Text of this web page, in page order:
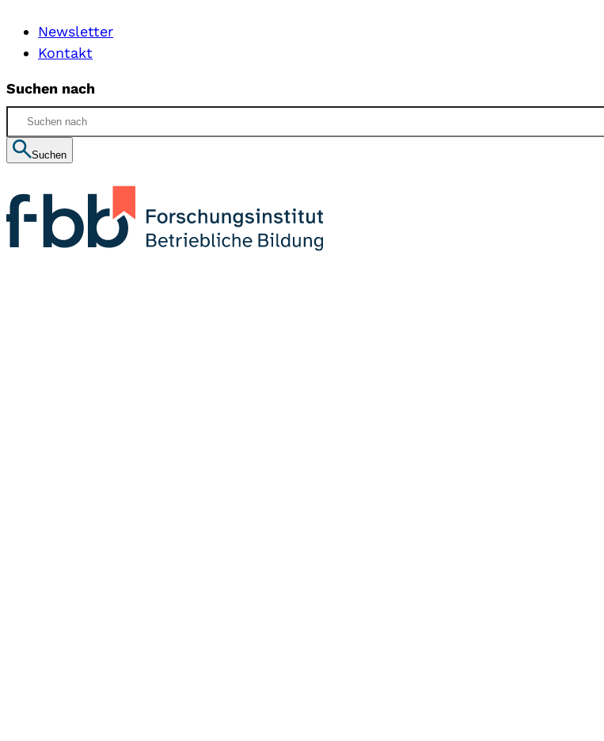
Newsletter
Kontakt
Suchen nach
Suchen